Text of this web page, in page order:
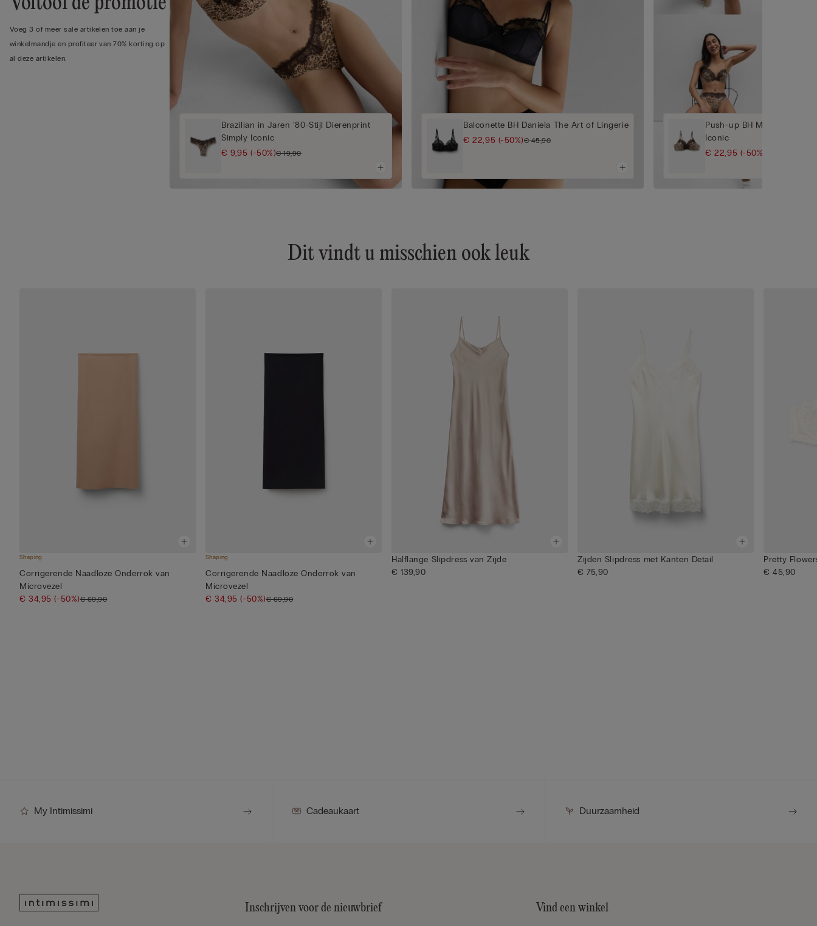
Voeg 3 of meer sale artikelen toe aan je
winkelmandje en profiteer van 70% korting op
al deze artikelen.
Brazilian in Jaren '80-Stijl Dierenprint
Simply Iconic
€ 9,95(-50%)€ 19,90
Balconette BH Daniela The Art of Lingerie
€ 22,95 (-50%)€ 45,90
Push-up BH Monica
Iconic
€ 22,95 (-50%)
Dit vindt u misschien ook leuk
Shaping
Corrigerende Naadloze Onderrok van
Microvezel
€ 34,95(-50%)€ 69,90
Shaping
Corrigerende Naadloze Onderrok van
Microvezel
€ 34,95(-50%)€ 69,90
Halflange Slipdress van Zijde
€ 139,90
Zijden Slipdress met Kanten Detail
€ 75,90
Pretty
€ 45,90
My Intimissimi Cadeaukaart Duurzaamheid
Inschrijven voor de nieuwbrief Vind een winkel